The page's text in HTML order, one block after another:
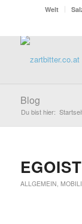
Welt
Blog
Du bist hier:
ALLGEMEIN,